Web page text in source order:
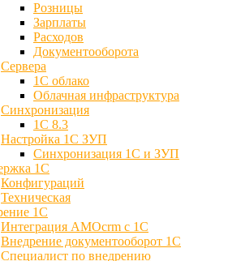
Розницы
Зарплаты
Расходов
Документооборота
Сервера
1С облако
Облачная инфраструктура
Синхронизация
1С 8.3
Настройка 1С ЗУП
Синхронизация 1С и ЗУП
1С
Конфигураций
Техническая
1С
Интеграция AMOcrm с 1C
Внедрение документооборот 1С
Специалист по внедрению